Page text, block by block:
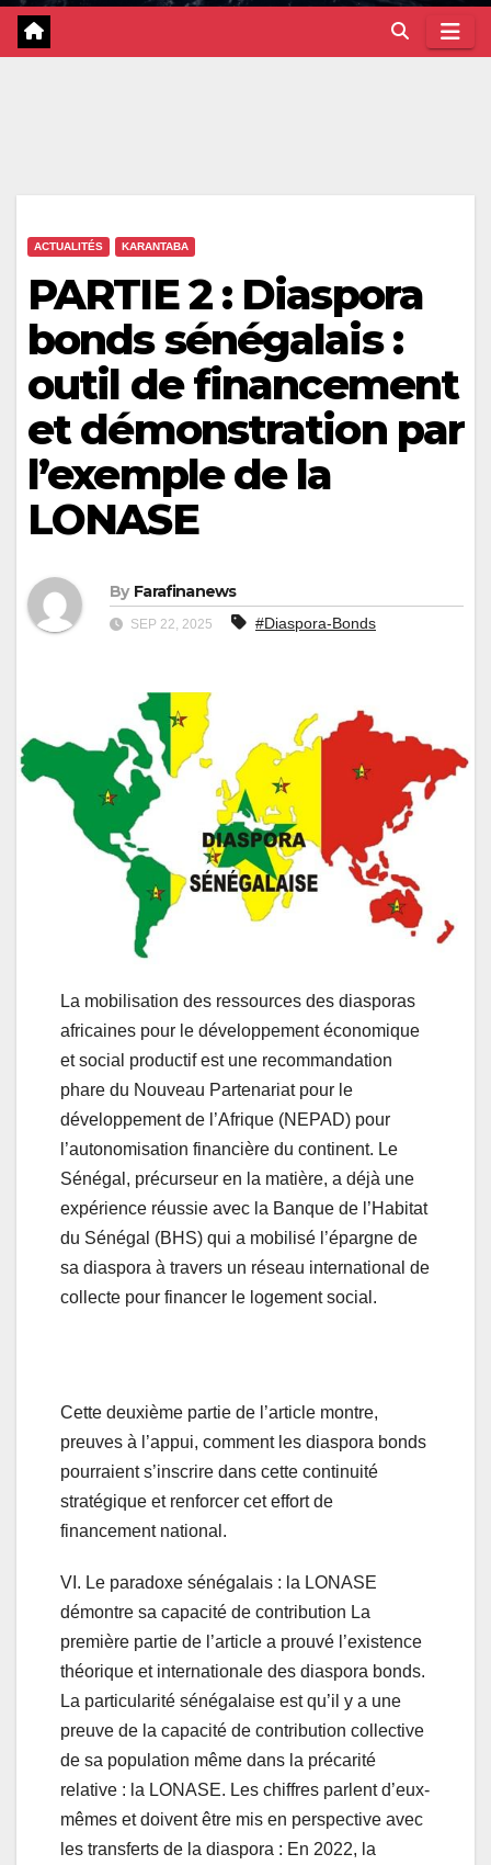
ACTUALITÉS KARANTABA
PARTIE 2 : Diaspora
bonds sénégalais :
outil de financement
et démonstration par
l’exemple de la
LONASE
By Farafinanews
SEP 22, 2025 #Diaspora-Bonds
La mobilisation des ressources des diasporas
africaines pour le développement économique
et social productif est une recommandation
phare du Nouveau Partenariat pour le
développement de l’Afrique (NEPAD) pour
l’autonomisation financière du continent. Le
Sénégal, précurseur en la matière, a déjà une
expérience réussie avec la Banque de l’Habitat
du Sénégal (BHS) qui a mobilisé l’épargne de
sa diaspora à travers un réseau international de
collecte pour financer le logement social.
Cette deuxième partie de l’article montre,
preuves à l’appui, comment les diaspora bonds
pourraient s’inscrire dans cette continuité
stratégique et renforcer cet effort de
financement national.
VI. Le paradoxe sénégalais : la LONASE
démontre sa capacité de contribution La
première partie de l’article a prouvé l’existence
théorique et internationale des diaspora bonds.
La particularité sénégalaise est qu’il y a une
preuve de la capacité de contribution collective
de sa population même dans la précarité
relative : la LONASE. Les chiffres parlent d’eux-
mêmes et doivent être mis en perspective avec
les transferts de la diaspora : En 2022, la